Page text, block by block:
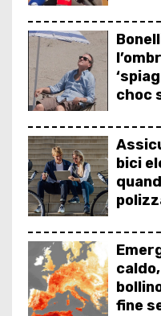
choc
bici
fine
choc sul Po